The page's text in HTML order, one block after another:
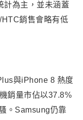
計為主，並未涵蓋
銷售會略有低
與iPhone 8 熱度
銷量市佔以37.8%
。Samsung仍靠